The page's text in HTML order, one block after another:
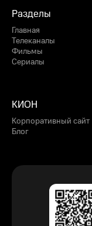
Разделы
Главная
Телеканалы
Фильмы
Сериалы
КИОН
Корпоративный сайт
Блог